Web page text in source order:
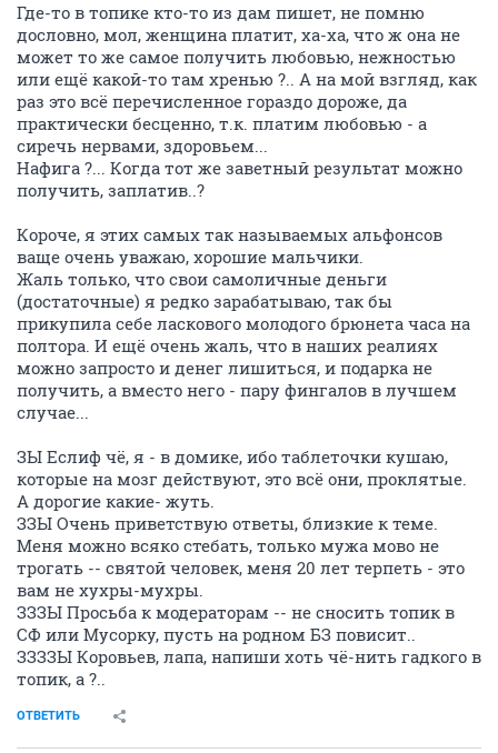
Где-то в топике кто-то из дам пишет, не помню
дословно, мол, женщина платит, ха-ха, что ж она не
может то же самое получить любовью, нежностью
или ещё какой-то там хренью ?.. А на мой взгляд, как
раз это всё перечисленное гораздо дороже, да
практически бесценно, т.к. платим любовью - а
сиречь нервами, здоровьем...
Нафига ?... Когда тот же заветный результат можно
получить, заплатив..?
Короче, я этих самых так называемых альфонсов
ваще очень уважаю, хорошие мальчики.
Жаль только, что свои самоличные деньги
(достаточные) я редко зарабатываю, так бы
прикупила себе ласкового молодого брюнета часа на
полтора. И ещё очень жаль, что в наших реалиях
можно запросто и денег лишиться, и подарка не
получить, а вместо него - пару фингалов в лучшем
случае...
ЗЫ Еслиф чё, я - в домике, ибо таблеточки кушаю,
которые на мозг действуют, это всё они, проклятые.
А дорогие какие- жуть.
ЗЗЫ Очень приветствую ответы, близкие к теме.
Меня можно всяко стебать, только мужа мово не
трогать -- святой человек, меня 20 лет терпеть - это
вам не хухры-мухры.
ЗЗЗЫ Просьба к модераторам -- не сносить топик в
СФ или Мусорку, пусть на родном БЗ повисит..
ЗЗЗЗЫ Коровьев, лапа, напиши хоть чё-нить гадкого в
топик, а ?..
ОТВЕТИТЬ